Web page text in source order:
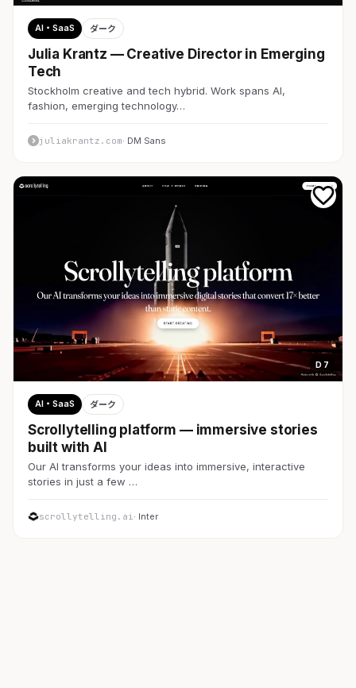
AI・SaaS ダーク
Julia Krantz — Creative Director in Emerging
Tech
Stockholm creative and tech hybrid. Work spans AI,
fashion, emerging technology…
juliakrantz.com· DM Sans
D 7
AI・SaaS ダーク
Scrollytelling platform — immersive stories
built with AI
Our AI transforms your ideas into immersive, interactive
stories in just a few …
scrollytelling.ai· Inter